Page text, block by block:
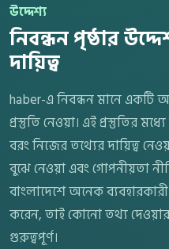
উদ্দেশ্য
নিবন্ধন পৃষ্ঠার
দায়িত্ব
haber-এ নিবন্ধন মানে একটি
প্রস্তুতি নেওয়া। এই প্রস্তুতির
বরং নিজের তথ্যের দায়িত্ব
বুঝে নেওয়া এবং গোপনীয়তা
বাংলাদেশে অনেক
করেন, তাই কোনো তথ্য
গুরুত্বপূর্ণ।